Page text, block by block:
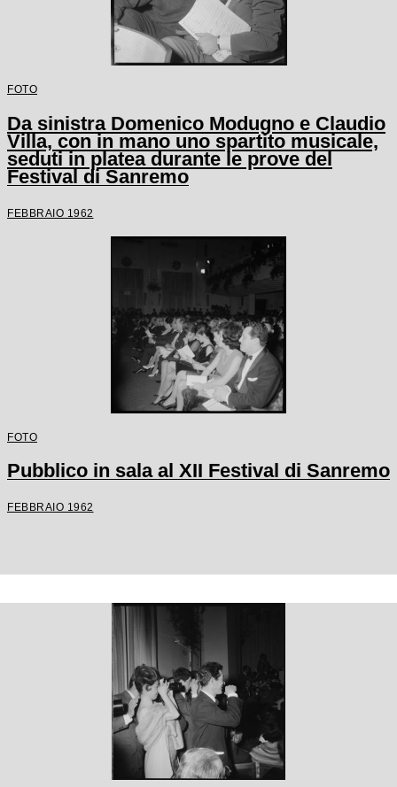
FOTO
Da sinistra Domenico Modugno e Claudio
Villa, con in mano uno spartito musicale,
seduti in platea durante le prove del
Festival di Sanremo
FEBBRAIO 1962
FOTO
Pubblico in sala al XII Festival di Sanremo
FEBBRAIO 1962